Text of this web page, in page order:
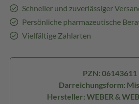
Schneller und zuverlässiger
Persönliche pharmazeutische
Vielfältige Zahlarten
PZN: 06143611
Darreichungsform:
Hersteller: WEBER &